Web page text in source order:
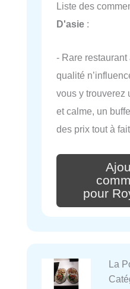
Liste des
D'asie :
- Rare
qualité
vous y trouverez
et calme, un
des prix tout à
pour
La